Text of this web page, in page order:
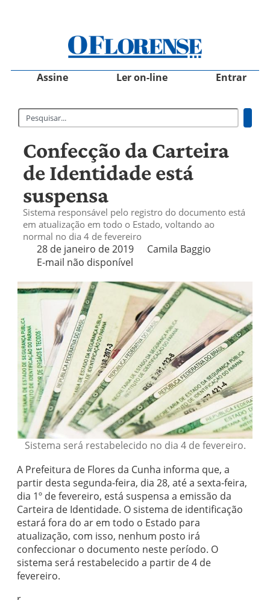
Assine Ler on-line Entrar
Confecção da Carteira
de Identidade está
suspensa
Sistema responsável pelo registro do documento está
em atualização em todo o Estado, voltando ao
normal no dia 4 de fevereiro
28 de janeiro de 2019
Camila Baggio
E-mail não disponível
Sistema será restabelecido no dia 4 de fevereiro.
A Prefeitura de Flores da Cunha informa que, a
partir desta segunda-feira, dia 28, até a sexta-feira,
dia 1º de fevereiro, está suspensa a emissão da
Carteira de Identidade. O sistema de identificação
estará fora do ar em todo o Estado para
atualização, com isso, nenhum posto irá
confeccionar o documento neste período. O
sistema será restabelecido a partir de 4 de
fevereiro.